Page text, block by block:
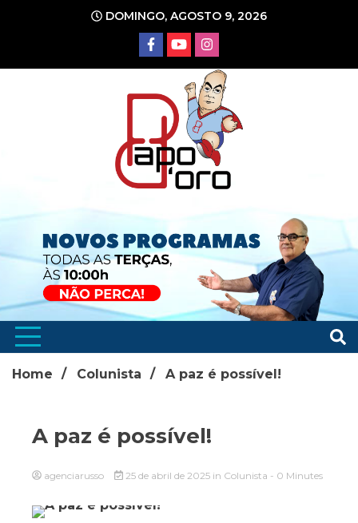
conteúdo
DOMINGO, AGOSTO 9, 2026
Home Colunista A paz é possível!
A paz é possível!
agenciarusso 25 de abril de 2025 in Colunista - 0 Minutes